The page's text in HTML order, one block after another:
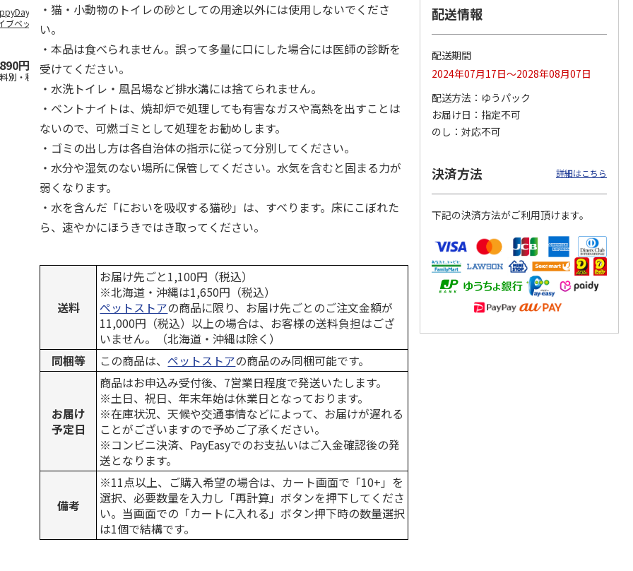
2wayド
ブベッド グレ
円
別・税込)
獣医師開発 ニオイ
レー
1,550円
(送料別・税込)
デオトイレ 飛び散
無添加良品 カムカ
…
銀のスプーン パウ
おに…
ペット線香 虹のか
なた フルーティフ
ローラルの香り
590円
(送料別・税込)
100円
(送料別・税込)
・猫・小動物のトイレの砂としての用途以外には使用しないでくださ
い。
・本品は食べられません。誤って多量に口にした場合には医師の診断を
受けてください。
・水洗トイレ・風呂場など排水溝には捨てられません。
・ベントナイトは、焼却炉で処理しても有害なガスや高熱を出すことは
ないので、可燃ゴミとして処理をお勧めします。
・ゴミの出し方は各自治体の指示に従って分別してください。
・水分や湿気のない場所に保管してください。水気を含むと固まる力が
弱くなります。
・水を含んだ「においを吸収する猫砂」は、すべります。床にこぼれた
ら、速やかにほうきではき取ってください。
送料
お届け先ごと1,100円（税込）
※北海道・沖縄は1,650円（税込）
ペットストアの商品に限り、お届け先ごとのご注文金額が
11,000円（税込）以上の場合は、お客様の送料負担はござ
いません。（北海道・沖縄は除く）
同梱等
この商品は、ペットストアの商品のみ同梱可能です。
お届け
予定日
商品はお申込み受付後、7営業日程度で発送いたします。
※土日、祝日、年末年始は休業日となっております。
※在庫状況、天候や交通事情などによって、お届けが遅れる
ことがございますので予めご了承ください。
※コンビニ決済、PayEasyでのお支払いはご入金確認後の発
送となります。
備考
※11点以上、ご購入希望の場合は、カート画面で「10+」を
選択、必要数量を入力し「再計算」ボタンを押下してくださ
い。当画面での「カートに入れる」ボタン押下時の数量選択
は1個で結構です。
配送情報
配送期間
2024年07月17日～2028年08月07日
配送方法
ゆうパック
お届け日
指定不可
のし
対応不可
決済方法 詳細はこちら
下記の決済方法がご利用頂けます。